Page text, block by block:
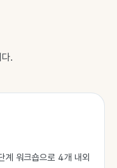
.
계 워크숍으로 4개 내외